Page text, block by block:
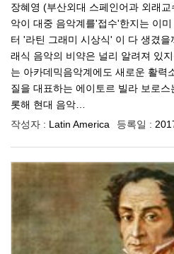
장혜영 (부산외대 스페인어과 외래
악이 대중 음악계를'접수'한지는 이
터 '라틴 그래미 시상식' 이 다 생겼
래식 음악의 비약은 널리 알려져 있
는 아카데믹음악계에도 새로운 활력
질을 대표하는 에이토르 빌라 보로
롯해 현대 음악…
작성자 : Latin America 등록일 :